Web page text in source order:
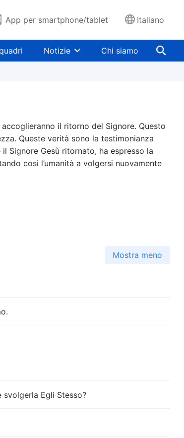
App per smartphone/tablet Italiano
Notizie Chi siamo
il ritorno del Signore. Questo
Queste verità sono la testimonianza
Signore Gesù ritornato, ha espresso la
così l’umanità a volgersi nuovamente
Mostra meno
svolgerla Egli Stesso?